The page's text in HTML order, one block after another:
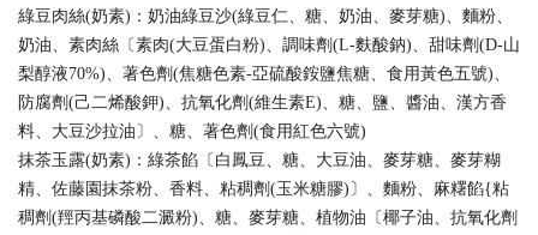
綠豆肉絲(奶素)：奶油綠豆沙(綠豆仁、糖、奶油、麥芽糖)、麵粉、
奶油、素肉絲〔素肉(大豆蛋白粉)、調味劑(L-麩酸鈉)、甜味劑(D-山
梨醇液70%)、著色劑(焦糖色素-亞硫酸銨鹽焦糖、食用黃色五號)、
防腐劑(己二烯酸鉀)、抗氧化劑(維生素E)、糖、鹽、醬油、漢方香
料、大豆沙拉油〕、糖、著色劑(食用紅色六號)
抹茶玉露(奶素)：綠茶餡〔白鳳豆、糖、大豆油、麥芽糖、麥芽糊
精、佐藤園抹茶粉、香料、粘稠劑(玉米糖膠)〕、麵粉、麻糬餡{粘
稠劑(羥丙基磷酸二澱粉)、糖、麥芽糖、植物油〔椰子油、抗氧化劑